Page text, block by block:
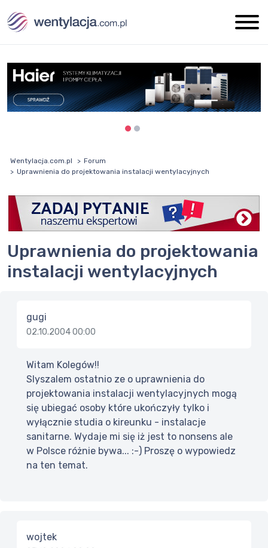
Wentylacja.com.pl
Forum
Uprawnienia do projektowania instalacji wentylacyjnych
Uprawnienia do projektowania
instalacji wentylacyjnych
gugi
02.10.2004 00:00
Witam Kolegów!!
Slyszalem ostatnio ze o uprawnienia do
projektowania instalacji wentylacyjnych mogą
się ubiegać osoby które ukończyły tylko i
wyłącznie studia o kireunku - instalacje
sanitarne. Wydaje mi się iż jest to nonsens ale
w Polsce różnie bywa... :-) Proszę o wypowiedz
na ten temat.
wojtek